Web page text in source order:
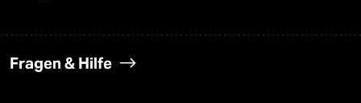
Fragen & Hilfe